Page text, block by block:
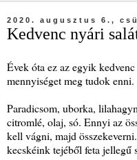
2020. augusztus 6.,
Kedvenc nyári
Évek óta ez az egyik
mennyiséget meg tudok enni.
Paradicsom, uborka,
citromlé, olaj, só. Ennyi az
kell vágni, majd
kecskéink tejéből feta jellegű